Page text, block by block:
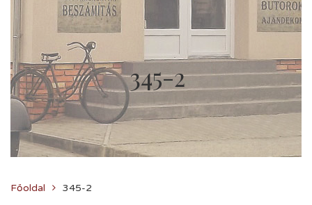
345-2
Főoldal 345-2